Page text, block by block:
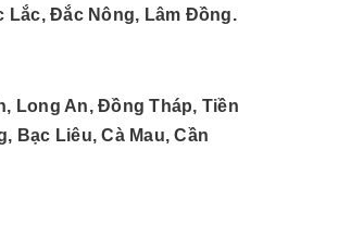
Lắc, Đắc Nông, Lâm Đồng.
Long An, Đồng Tháp, Tiền
Bạc Liêu, Cà Mau, Cần